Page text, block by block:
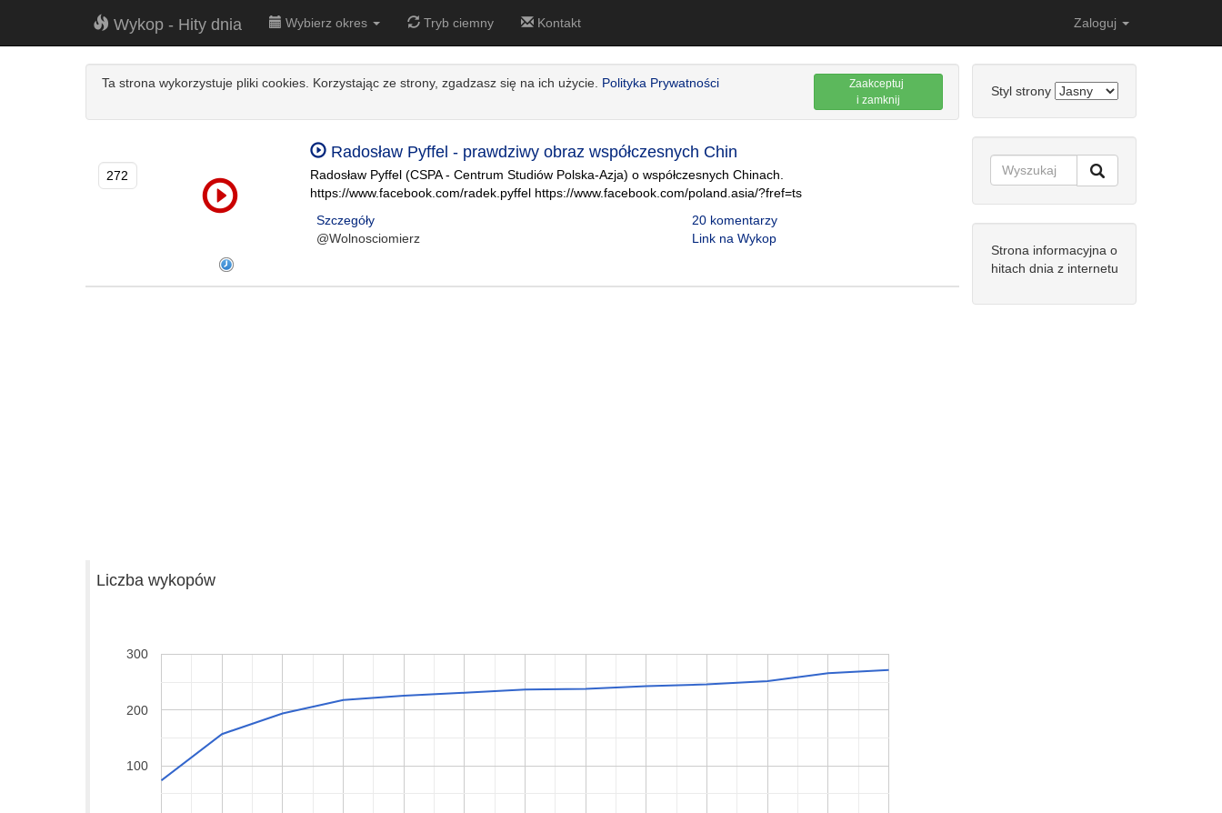
Wykop - Hity dnia Wybierz okres Tryb ciemny Kontakt Zaloguj
Ta strona wykorzystuje pliki cookies. Korzystając ze strony, zgadzasz się na ich użycie. Polityka Prywatności
Zaakceptuj
i zamknij
272
Radosław Pyffel - prawdziwy obraz współczesnych Chin
Radosław Pyffel (CSPA - Centrum Studiów Polska-Azja) o współczesnych Chinach.
https://www.facebook.com/radek.pyffel https://www.facebook.com/poland.asia/?fref=ts
Szczegóły
@Wolnosciomierz
20 komentarzy
Link na Wykop
Liczba wykopów
100
200
300
Styl strony
Strona informacyjna o
hitach dnia z internetu